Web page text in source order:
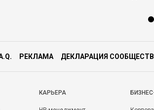
РЕКЛАМА ДЕКЛАРАЦИЯ
КАРЬЕРА